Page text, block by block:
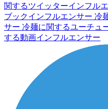
関するツイッターインフル
ブックインフルエンサー 冷
サー 冷麺に関するユーチュ
する動画インフルエンサー